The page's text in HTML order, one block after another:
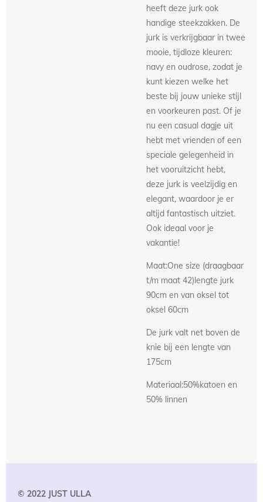
heeft deze jurk ook
handige steekzakken. De
jurk is verkrijgbaar in twee
mooie, tijdloze kleuren:
navy en oudrose, zodat je
kunt kiezen welke het
beste bij jouw unieke stijl
en voorkeuren past. Of je
nu een casual dagje uit
hebt met vrienden of een
speciale gelegenheid in
het vooruitzicht hebt,
deze jurk is veelzijdig en
elegant, waardoor je er
altijd fantastisch uitziet.
Ook ideaal voor je
vakantie!
Maat:One size (draagbaar
t/m maat 42)lengte jurk
90cm en van oksel tot
oksel 60cm
De jurk valt net boven de
knie bij een lengte van
175cm
Materiaal:50%katoen en
50% linnen
© 2022 JUST ULLA